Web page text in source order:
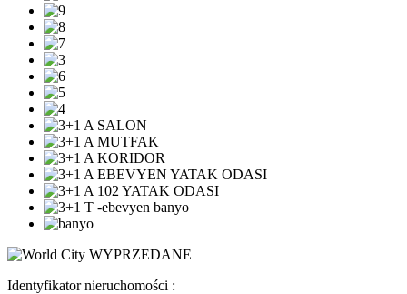
Identyfikator nieruchomości :